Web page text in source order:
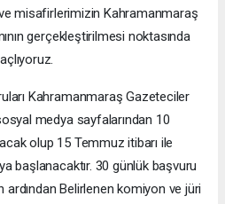
ve misafirlerimizin Kahramanmaraş
gerçekleştirilmesi noktasında
Kahramanmaraş Gazeteciler
medya sayfalarından 10
olup 15 Temmuz itibarı ile
başlanacaktır. 30 günlük başvuru
ardından Belirlenen komiyon ve jüri